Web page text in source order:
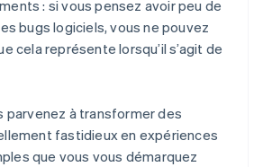
: si vous pensez avoir peu de
bugs logiciels, vous ne pouvez
cela représente lorsqu’il s’agit de
parvenez à transformer des
fastidieux en expériences
que vous vous démarquez